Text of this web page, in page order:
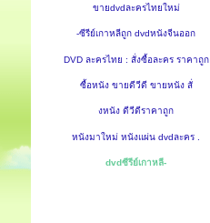
ขายdvdละครไทยใหม่
-ซีรีย์เกาหลีถูก dvdหนังจีนออก
DVD ละครไทย : สั่งซื้อละคร ราคาถูก
ซื้อหนัง ขายดีวีดี ขายหนัง สั่
งหนัง ดีวีดีราคาถูก
หนังมาใหม่ หนังแผ่น dvdละคร .
dvdซีรีย์เกาหลี-